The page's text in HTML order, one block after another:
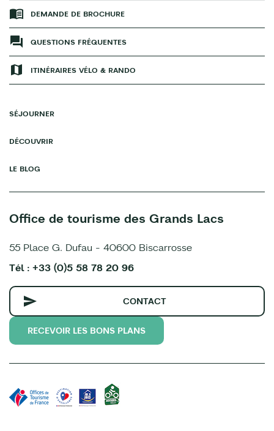
DEMANDE DE BROCHURE
QUESTIONS FRÉQUENTES
ITINÉRAIRES VÉLO & RANDO
SÉJOURNER
DÉCOUVRIR
LE BLOG
Office de tourisme des Grands Lacs
55 Place G. Dufau - 40600 Biscarrosse
Tél : +33 (0)5 58 78 20 96
CONTACT
RECEVOIR LES BONS PLANS